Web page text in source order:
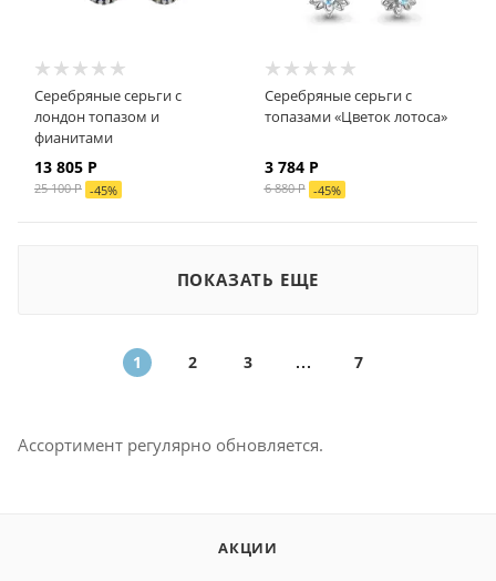
Серебряные серьги с
лондон топазом и
фианитами
13 805 Р
25 100Р -45%
Серебряные серьги с
топазами «Цветок лотоса»
3 784Р
6 880Р -45%
ПОКАЗАТЬ ЕЩЕ
1 2 3 7
Ассортимент регулярно обновляется.
АКЦИИ